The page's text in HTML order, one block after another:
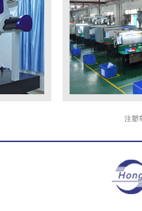
注塑车间